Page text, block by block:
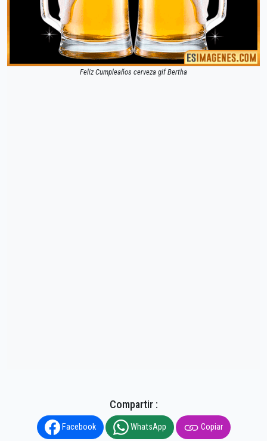
Feliz Cumpleaños cerveza gif Bertha
Compartir :
Facebook WhatsApp Copiar